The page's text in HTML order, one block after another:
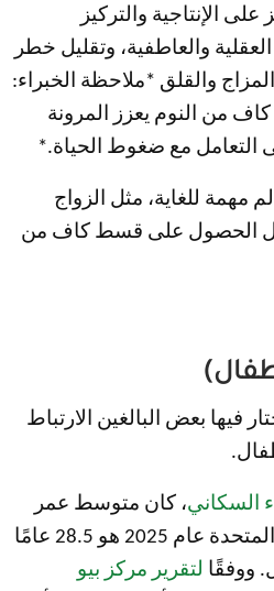
الإنتاجية والتركيز
والعاطفية، وتقليل خطر
والقلق *ملاحظة الخبراء:
من النوم يعزز المرونة
التعامل مع ضغوط الحياة.*
مهمة للغاية، مثل الزواج
الحصول على قسط كاف من
فيها بعض البالغين الارتباط
السكاني، كان متوسط ​​عمر
الزواج الأول في الولايات المتحدة عام 2025 هو 28.5 عامًا
لتقرير مركز بيو